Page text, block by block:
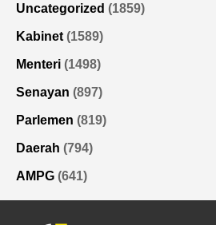
Uncategorized (1859)
Kabinet (1589)
Menteri (1498)
Senayan (897)
Parlemen (819)
Daerah (794)
AMPG (641)